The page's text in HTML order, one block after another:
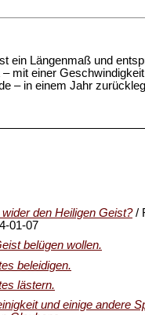
ein Längenmaß und
mit einer
– in einem Jahr
den Heiligen Geist?/
01-07
belügen wollen.
beleidigen.
lästern.
und einige andere